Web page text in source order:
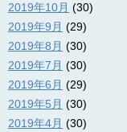
2019年10月 (30)
2019年9月 (29)
2019年8月 (30)
2019年7月 (30)
2019年6月 (29)
2019年5月 (30)
2019年4月 (30)